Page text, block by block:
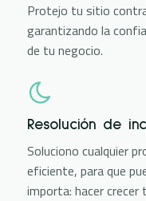
Protejo tu sitio
garantizando la
de tu negocio.
Resolución de
Soluciono cualquier
eficiente, para que
importa: hacer crecer